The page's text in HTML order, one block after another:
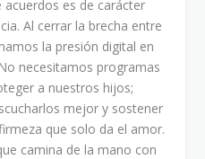
es de carácter
Al cerrar la brecha entre
la presión digital en
necesitamos programas
a nuestros hijos;
mejor y sostener
que solo da el amor.
camina de la mano con